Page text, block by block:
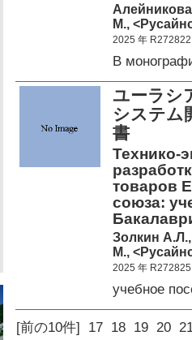
М.,
2025 年 R272822
В
ユーラシ
システム
書
Технико-
товаров
союза:
Золкин
М.,
2025 年 R272825
учебное
[前の10件] 17 18 19 20